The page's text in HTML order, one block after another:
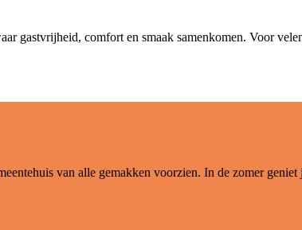
gastvrijheid, comfort en smaak samenkomen. Voor
van alle gemakken voorzien. In de zomer